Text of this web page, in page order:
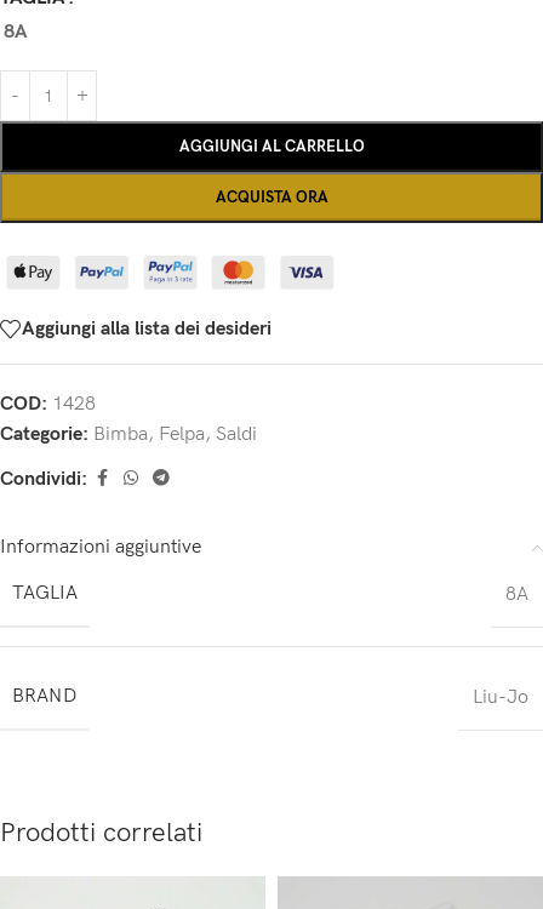
8A
AGGIUNGI AL CARRELLO
ACQUISTA ORA
Aggiungi alla lista dei desideri
COD: 1428
Categorie: Bimba, Felpa, Saldi
Condividi:
Informazioni aggiuntive
TAGLIA
8A
BRAND Liu-Jo
Prodotti correlati